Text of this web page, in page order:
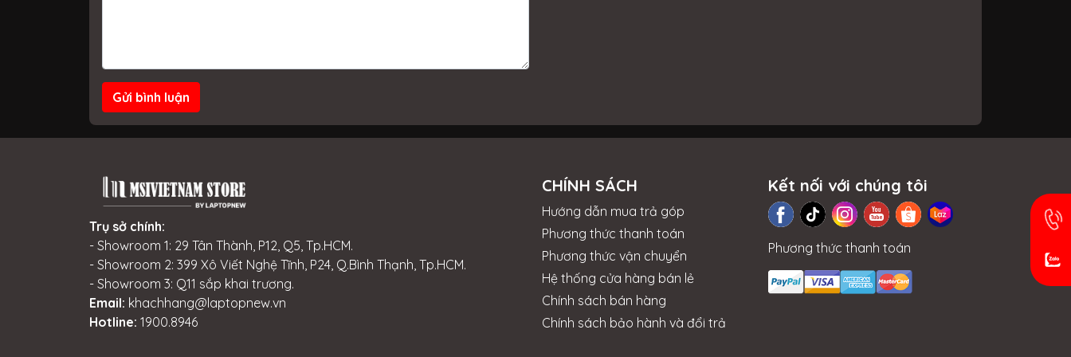
Gửi bình luận
Trụ sở chính:
- Showroom 1: 29 Tân Thành, P12, Q5, Tp.HCM.
- Showroom 2: 399 Xô Viết Nghệ Tĩnh, P24, Q.Bình Thạnh, Tp.HCM.
- Showroom 3: Q11 sắp khai trương.
Email: khachhang@laptopnew.vn
Hotline: 1900.8946
CHÍNH SÁCH
Hướng dẫn mua trả góp
Phương thức thanh toán
Phương thức vận chuyển
Hệ thống cửa hàng bán lẻ
Chính sách bán hàng
Chính sách bảo hành và đổi trả
Kết nối với chúng tôi
Phương thức thanh toán